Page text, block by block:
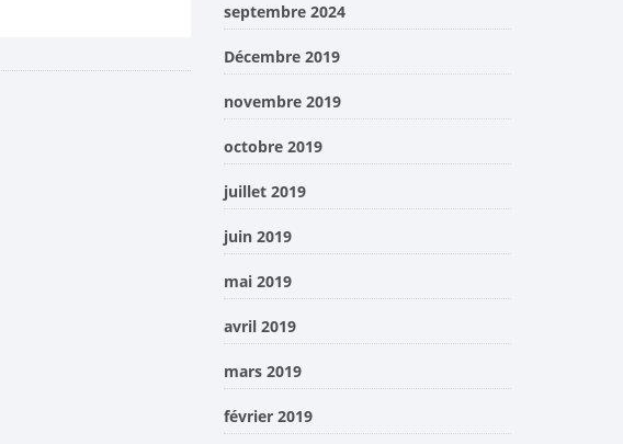
septembre 2024
Décembre 2019
novembre 2019
octobre 2019
juillet 2019
juin 2019
mai 2019
avril 2019
mars 2019
février 2019